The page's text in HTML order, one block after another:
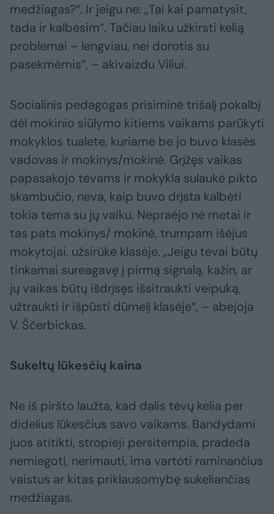
medžiagas?“. Ir jeigu ne: „Tai kai pamatysit,
tada ir kalbėsim“. Tačiau laiku užkirsti kelią
problemai – lengviau, nei dorotis su
pasekmėmis“, – akivaizdu Viliui.
Socialinis pedagogas prisiminė trišalį pokalbį
dėl mokinio siūlymo kitiems vaikams parūkyti
mokyklos tualete, kuriame be jo buvo klasės
vadovas ir mokinys/mokinė. Grįžęs vaikas
papasakojo tėvams ir mokykla sulaukė pikto
skambučio, neva, kaip buvo drįsta kalbėti
tokia tema su jų vaiku. Nepraėjo nė metai ir
tas pats mokinys/ mokinė, trumpam išėjus
mokytojai, užsirūkė klasėje. „Jeigu tėvai būtų
tinkamai sureagavę į pirmą signalą, kažin, ar
jų vaikas būtų išdrįsęs išsitraukti veipuką,
užtraukti ir išpūsti dūmelį klasėje“, – abejoja
V. Ščerbickas.
Sukeltų lūkesčių kaina
Ne iš piršto laužta, kad dalis tėvų kelia per
didelius lūkesčius savo vaikams. Bandydami
juos atitikti, stropieji persitempia, pradeda
nemiegoti, nerimauti, ima vartoti raminančius
vaistus ar kitas priklausomybę sukeliančias
medžiagas.